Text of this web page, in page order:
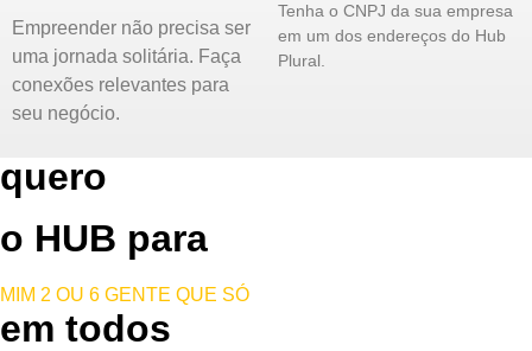
Empreender não precisa ser
uma jornada solitária. Faça
conexões relevantes para
seu negócio.
Tenha o CNPJ da sua empresa
em um dos endereços do Hub
Plural.
quero
o HUB para
MIM 2 OU 6 GENTE QUE SÓ
em todos